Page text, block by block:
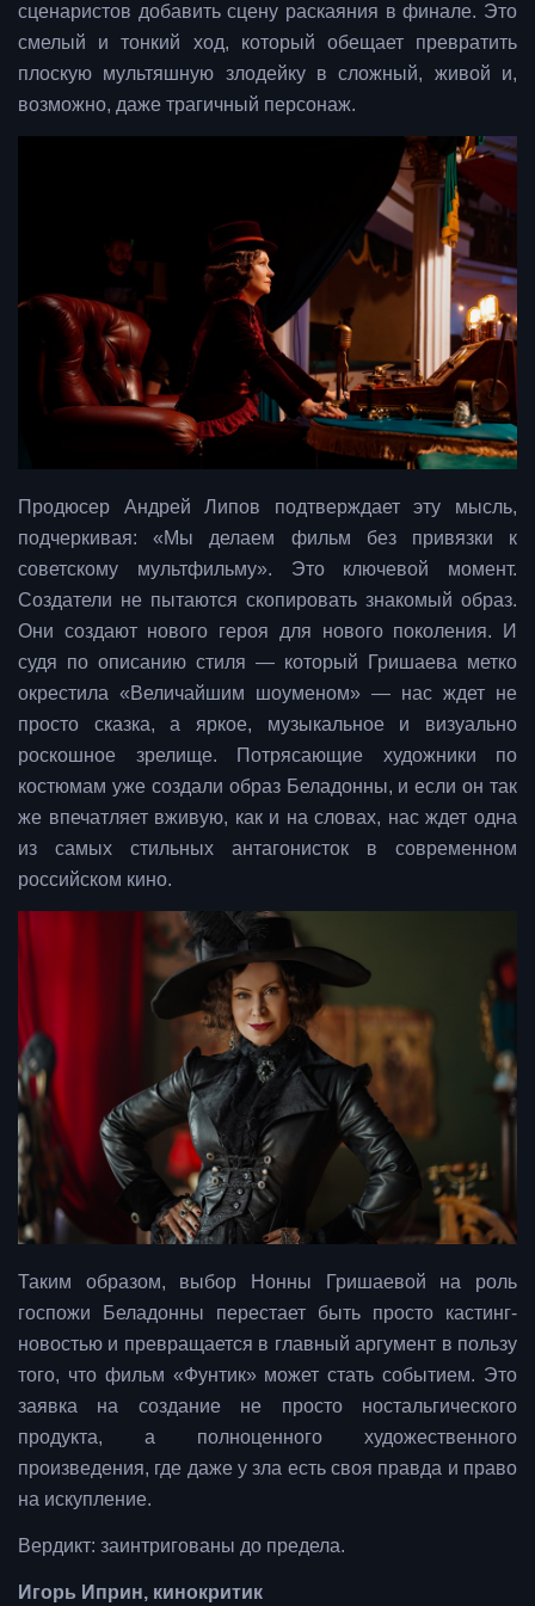
сценаристов добавить сцену раскаяния в финале. Это
смелый и тонкий ход, который обещает превратить
плоскую мультяшную злодейку в сложный, живой и,
возможно, даже трагичный персонаж.
Продюсер Андрей Липов подтверждает эту мысль,
подчеркивая: «Мы делаем фильм без привязки к
советскому мультфильму». Это ключевой момент.
Создатели не пытаются скопировать знакомый образ.
Они создают нового героя для нового поколения. И
судя по описанию стиля — который Гришаева метко
окрестила «Величайшим шоуменом» — нас ждет не
просто сказка, а яркое, музыкальное и визуально
роскошное зрелище. Потрясающие художники по
костюмам уже создали образ Беладонны, и если он так
же впечатляет вживую, как и на словах, нас ждет одна
из самых стильных антагонисток в современном
российском кино.
Таким образом, выбор Нонны Гришаевой на роль
госпожи Беладонны перестает быть просто кастинг-
новостью и превращается в главный аргумент в пользу
того, что фильм «Фунтик» может стать событием. Это
заявка на создание не просто ностальгического
продукта, а полноценного художественного
произведения, где даже у зла есть своя правда и право
на искупление.
Вердикт: заинтригованы до предела.
Игорь Иприн, кинокритик